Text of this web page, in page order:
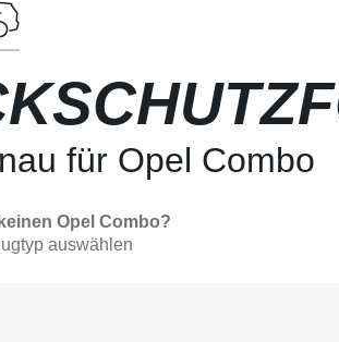
für Opel Combo
Opel Combo?
auswählen